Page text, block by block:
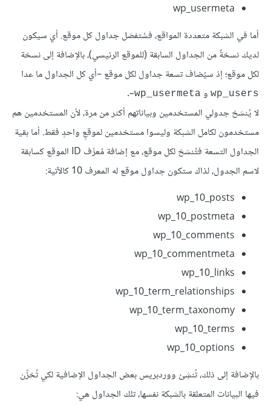
wp_usermeta
أما في الشبكة متعددة المواقع، فسُتفصَل جداول كل موقع. أي سيكون
لديك نسخةٌ من الجداول السابقة (للموقع الرئيسي)، بالإضافة إلى نسخة
لكل موقع؛ إذ سيُضاف تسعة جداول لكل موقع –أي كل الجداول ما عدا
wp_users و wp_usermeta
–.
لا يُنسَخ جدولي المستخدمين وبياناتهم أكثر من مرة، لأن المستخدمين هم
مستخدمون لكامل الشبكة وليسوا مستخدمين لموقعٍ واحدٍ فقط. أما بقية
الجداول التسعة فتُنسَخ لكل موقع، مع إضافة مُعرِّف ID الموقع كسابقة
لاسم الجدول، لذاك ستكون جداول موقع له المعرف 10 كالآتية:
wp_10_posts
wp_10_postmeta
wp_10_comments
wp_10_commentmeta
wp_10_links
wp_10_term_relationships
wp_10_term_taxonomy
wp_10_terms
wp_10_options
بالإضافة إلى ذلك، تُنشِئ ووردبريس بعض الجداول الإضافية لكي تُخزِّن
فيها البيانات المتعلقة بالشبكة نفسها، تلك الجداول هي: